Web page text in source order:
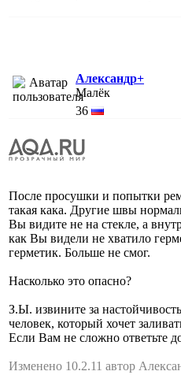
Александр+
Малёк
36
После просушки и попытки
такая кака. Другие швы
Вы видите не на стекле, а
как Вы видели не хватило
герметик. Больше не смог.
Насколько это опасно?
З.Ы. извините за
человек, который хочет
Если Вам не сложно ответьте
Изменено 10.2.11 автор